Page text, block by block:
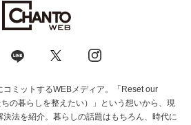
コミットするWEBメディア。「Reset our
の暮らしを整えたい）」という想いから、現
法を紹介。暮らしの話題はもちろん、時代に